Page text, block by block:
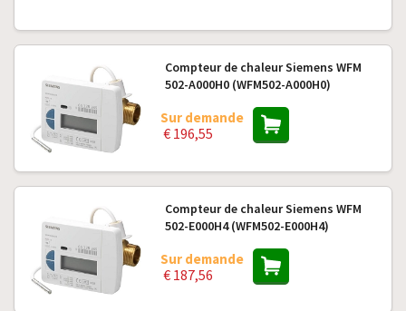
Compteur de chaleur Siemens WFM
502-A000H0 (WFM502-A000H0)
Sur demande
€ 196,55
Compteur de chaleur Siemens WFM
502-E000H4 (WFM502-E000H4)
Sur demande
€ 187,56